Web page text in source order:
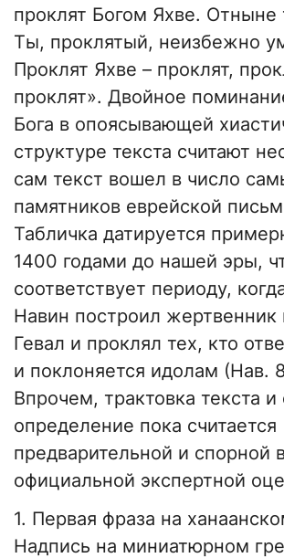
проклят Богом Яхве. Отныне
Ты, проклятый, неизбежно
Проклят Яхве – проклят,
проклят». Двойное
Бога в опоясывающей
структуре текста считают
сам текст вошел в число
памятников еврейской
Табличка датируется
1400 годами до нашей эры,
соответствует периоду,
Навин построил жертвенник
Гевал и проклял тех, кто
и поклоняется идолам (Нав.
Впрочем, трактовка текста и
определение пока считается
предварительной и спорной
официальной экспертной
1. Первая фраза на
Надпись на миниатюрном